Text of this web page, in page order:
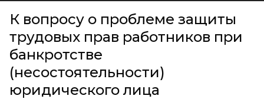
К вопросу о проблеме защиты
трудовых прав работников при
банкротстве
(несостоятельности)
юридического лица